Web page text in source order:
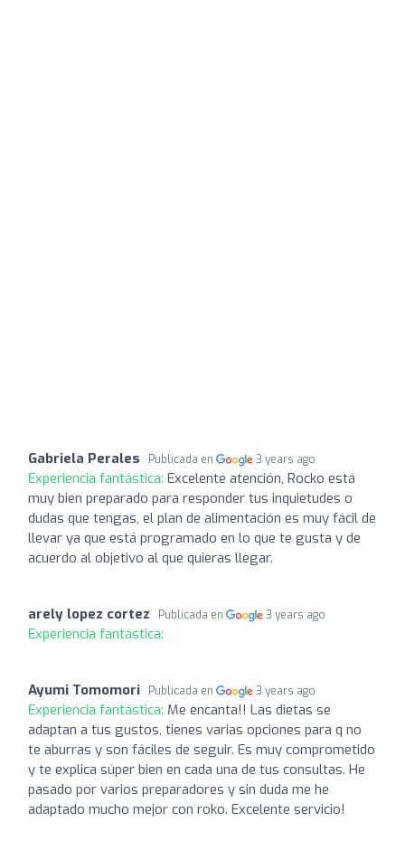
Gabriela Perales Publicada en 3 years ago
Experiencia fantástica: Excelente atención, Rocko está
muy bien preparado para responder tus inquietudes o
dudas que tengas, el plan de alimentación es muy fácil de
llevar ya que está programado en lo que te gusta y de
acuerdo al objetivo al que quieras llegar.
arely lopez cortez Publicada en 3 years ago
Experiencia fantástica:
Ayumi Tomomori Publicada en 3 years ago
Experiencia fantástica: Me encanta!! Las dietas se
adaptan a tus gustos, tienes varias opciones para q no
te aburras y son fáciles de seguir. Es muy comprometido
y te explica súper bien en cada una de tus consultas. He
pasado por varios preparadores y sin duda me he
adaptado mucho mejor con roko. Excelente servicio!